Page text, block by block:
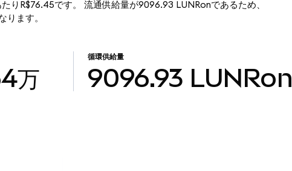
りR$76.45です。 流通供給量が9096.93 LUNRonであるため、
ります。
万
循環供給量
9096.93 LUNRon